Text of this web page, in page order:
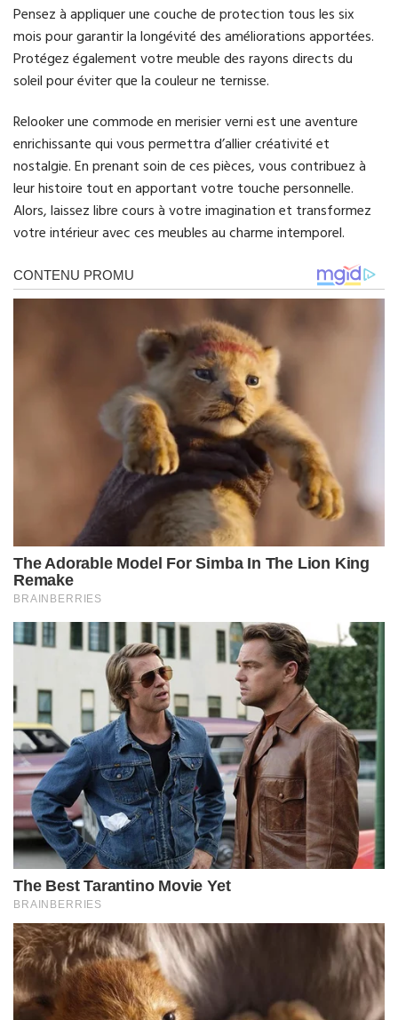
Pensez à appliquer une couche de protection tous les six
mois pour garantir la longévité des améliorations apportées.
Protégez également votre meuble des rayons directs du
soleil pour éviter que la couleur ne ternisse.
Relooker une commode en merisier verni est une aventure
enrichissante qui vous permettra d’allier créativité et
nostalgie. En prenant soin de ces pièces, vous contribuez à
leur histoire tout en apportant votre touche personnelle.
Alors, laissez libre cours à votre imagination et transformez
votre intérieur avec ces meubles au charme intemporel.